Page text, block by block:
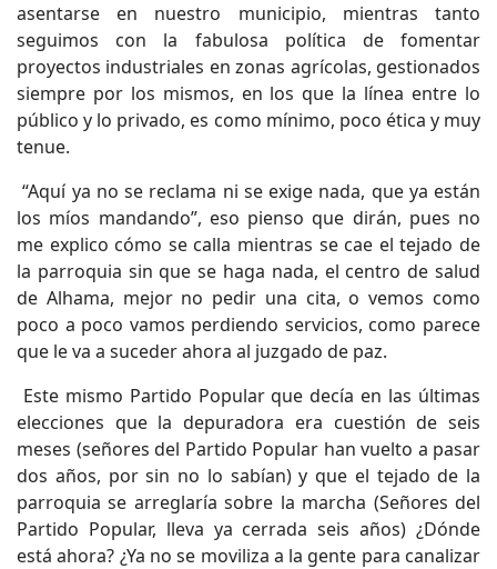
asentarse en nuestro municipio, mientras tanto
seguimos con la fabulosa política de fomentar
proyectos industriales en zonas agrícolas, gestionados
siempre por los mismos, en los que la línea entre lo
público y lo privado, es como mínimo, poco ética y muy
tenue.
“Aquí ya no se reclama ni se exige nada, que ya están
los míos mandando”, eso pienso que dirán, pues no
me explico cómo se calla mientras se cae el tejado de
la parroquia sin que se haga nada, el centro de salud
de Alhama, mejor no pedir una cita, o vemos como
poco a poco vamos perdiendo servicios, como parece
que le va a suceder ahora al juzgado de paz.
Este mismo Partido Popular que decía en las últimas
elecciones que la depuradora era cuestión de seis
meses (señores del Partido Popular han vuelto a pasar
dos años, por sin no lo sabían) y que el tejado de la
parroquia se arreglaría sobre la marcha (Señores del
Partido Popular, lleva ya cerrada seis años) ¿Dónde
está ahora? ¿Ya no se moviliza a la gente para canalizar